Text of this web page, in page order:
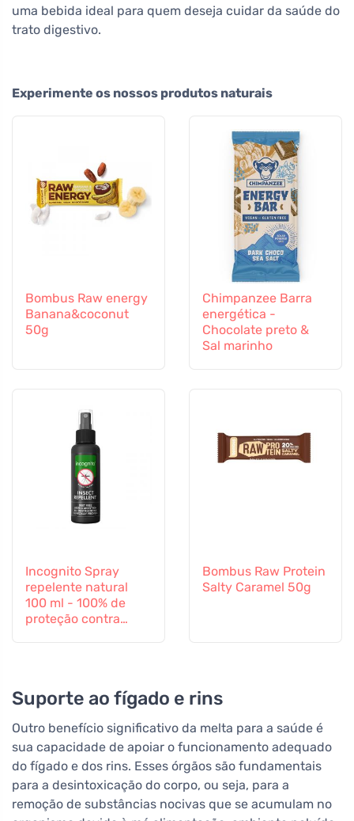
uma bebida ideal para quem deseja cuidar da saúde do
trato digestivo.
Experimente os nossos produtos naturais
Bombus Raw energy
Banana&coconut
50g
Chimpanzee Barra
energética -
Chocolate preto &
Sal marinho
Incognito Spray
repelente natural
100 ml - 100% de
proteção contra
Bombus Raw Protein
Salty Caramel 50g
Suporte ao fígado e rins
Outro benefício significativo da melta para a saúde é
sua capacidade de apoiar o funcionamento adequado
do fígado e dos rins. Esses órgãos são fundamentais
para a desintoxicação do corpo, ou seja, para a
remoção de substâncias nocivas que se acumulam no